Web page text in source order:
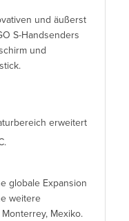
und äußerst
S-Handsenders
und
erweitert
globale Expansion
weitere
Mexiko.